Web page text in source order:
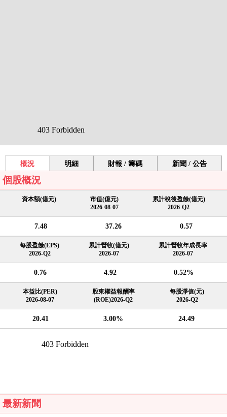
概況 明細 財報 / 籌碼 新聞 / 公告
個股概況
資本額(億元)
市值(億元)
2026-08-07
累計稅後盈餘(億元)
2026-Q2
7.48 37.26 0.57
每股盈餘(EPS)
2026-Q2
累計營收(億元)
2026-07
累計營收年成長率
2026-07
0.76 4.92 0.52%
本益比(PER)
2026-08-07
股東權益報酬率
(ROE)2026-Q2
每股淨值(元)
2026-Q2
20.41 3.00% 24.49
最新新聞